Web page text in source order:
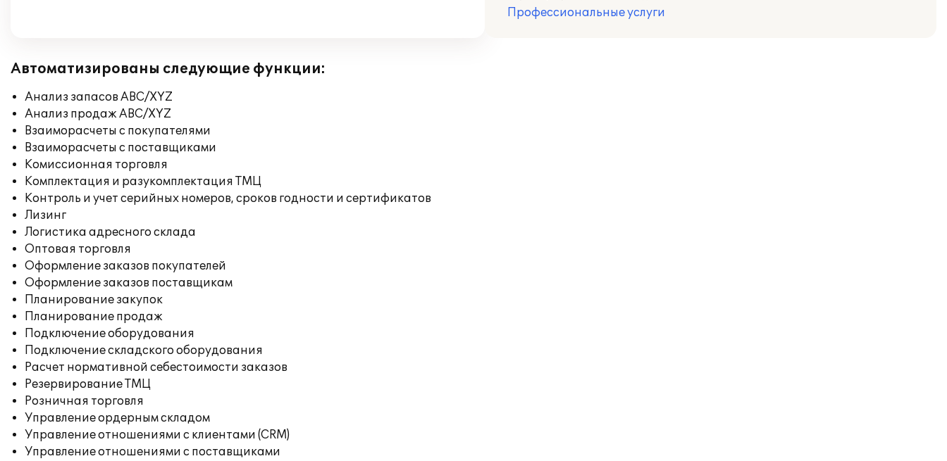
Профессиональные услуги
Автоматизированы следующие функции:
Анализ запасов ABC/XYZ
Анализ продаж ABC/XYZ
Взаиморасчеты с покупателями
Взаиморасчеты с поставщиками
Комиссионная торговля
Комплектация и разукомплектация ТМЦ
Контроль и учет серийных номеров, сроков годности и сертификатов
Лизинг
Логистика адресного склада
Оптовая торговля
Оформление заказов покупателей
Оформление заказов поставщикам
Планирование закупок
Планирование продаж
Подключение оборудования
Подключение складского оборудования
Расчет нормативной себестоимости заказов
Резервирование ТМЦ
Розничная торговля
Управление ордерным складом
Управление отношениями с клиентами (CRM)
Управление отношениями с поставщиками